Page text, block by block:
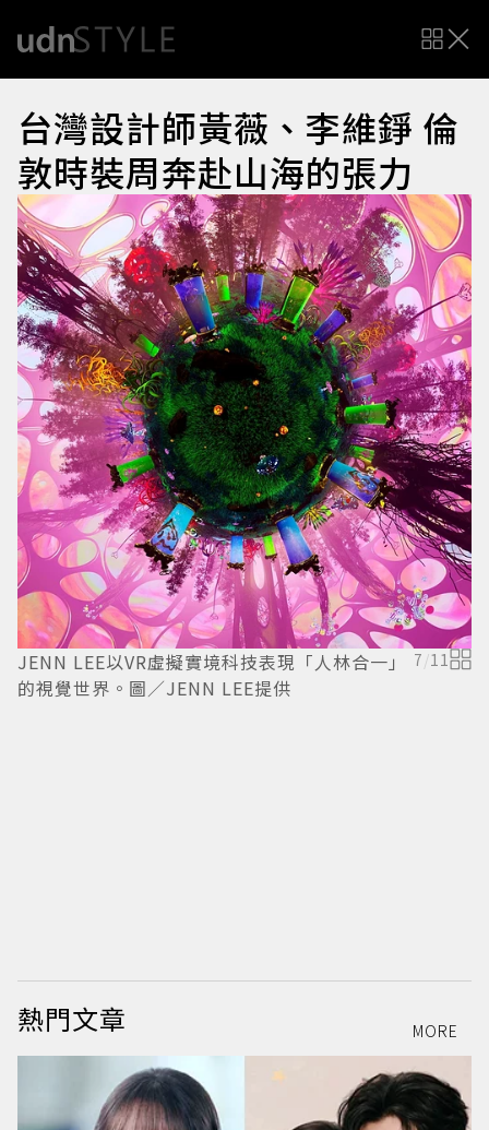
台灣設計師黃薇、李維錚 倫
敦時裝周奔赴山海的張力
JENN LEE以VR虛擬實境科技表現「人林合一」
的視覺世界。圖／JENN LEE提供
7/11
熱門文章 MORE